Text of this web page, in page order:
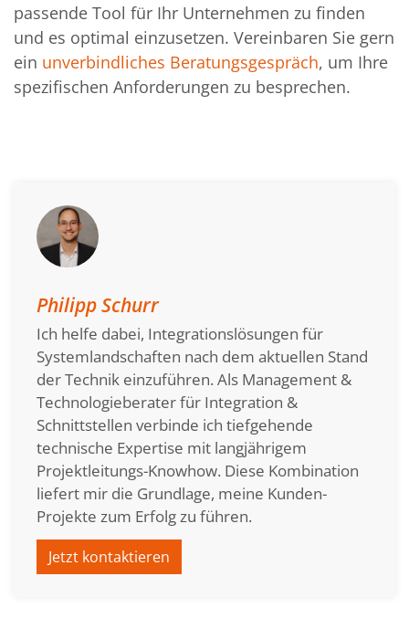
passende Tool für Ihr Unternehmen zu finden
und es optimal einzusetzen. Vereinbaren Sie gern
ein unverbindliches Beratungsgespräch, um Ihre
spezifischen Anforderungen zu besprechen.
Philipp Schurr
Ich helfe dabei, Integrationslösungen für
Systemlandschaften nach dem aktuellen Stand
der Technik einzuführen. Als Management &
Technologieberater für Integration &
Schnittstellen verbinde ich tiefgehende
technische Expertise mit langjährigem
Projektleitungs-Knowhow. Diese Kombination
liefert mir die Grundlage, meine Kunden-
Projekte zum Erfolg zu führen.
Jetzt kontaktieren